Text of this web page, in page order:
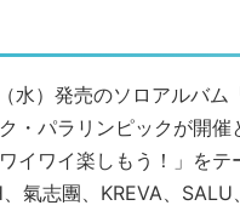
水）発売のソロアルバム
・パラリンピックが開
イワイ楽しもう！」を
氣志團、KREVA、